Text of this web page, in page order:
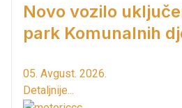
Novo vozilo
park Komunalnih
05. Avgust. 2026.
Detaljnije...